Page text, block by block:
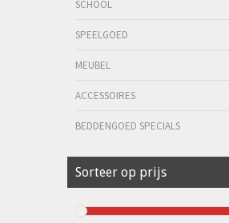
SCHOOL
SPEELGOED
MEUBEL
ACCESSOIRES
BEDDENGOED SPECIALS
Sorteer op prijs